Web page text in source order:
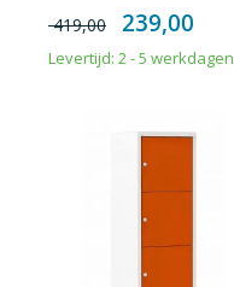
419,00
Special
Price
239,00
Levertijd: 2 - 5 werkdagen